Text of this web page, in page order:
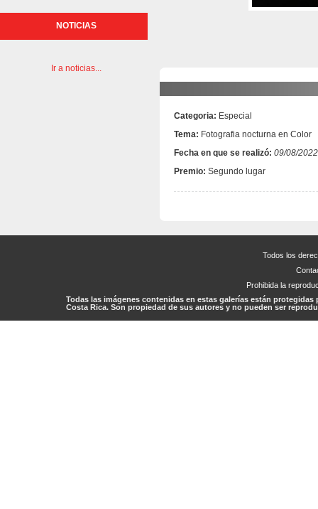
NOTICIAS
Ir a noticias...
Categoria: Especial
Tema: Fotografia nocturna en Color
Fecha en que se realizó: 09/08/2022
Premio: Segundo lugar
Todos los
Prohibida la
Todas las imágenes contenidas en estas galerías están
Costa Rica. Son propiedad de sus autores y no pueden ser